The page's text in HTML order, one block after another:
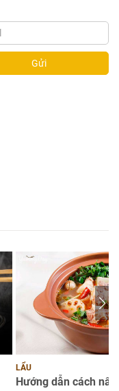
Gửi
LẨU
Hướng dẫn cách